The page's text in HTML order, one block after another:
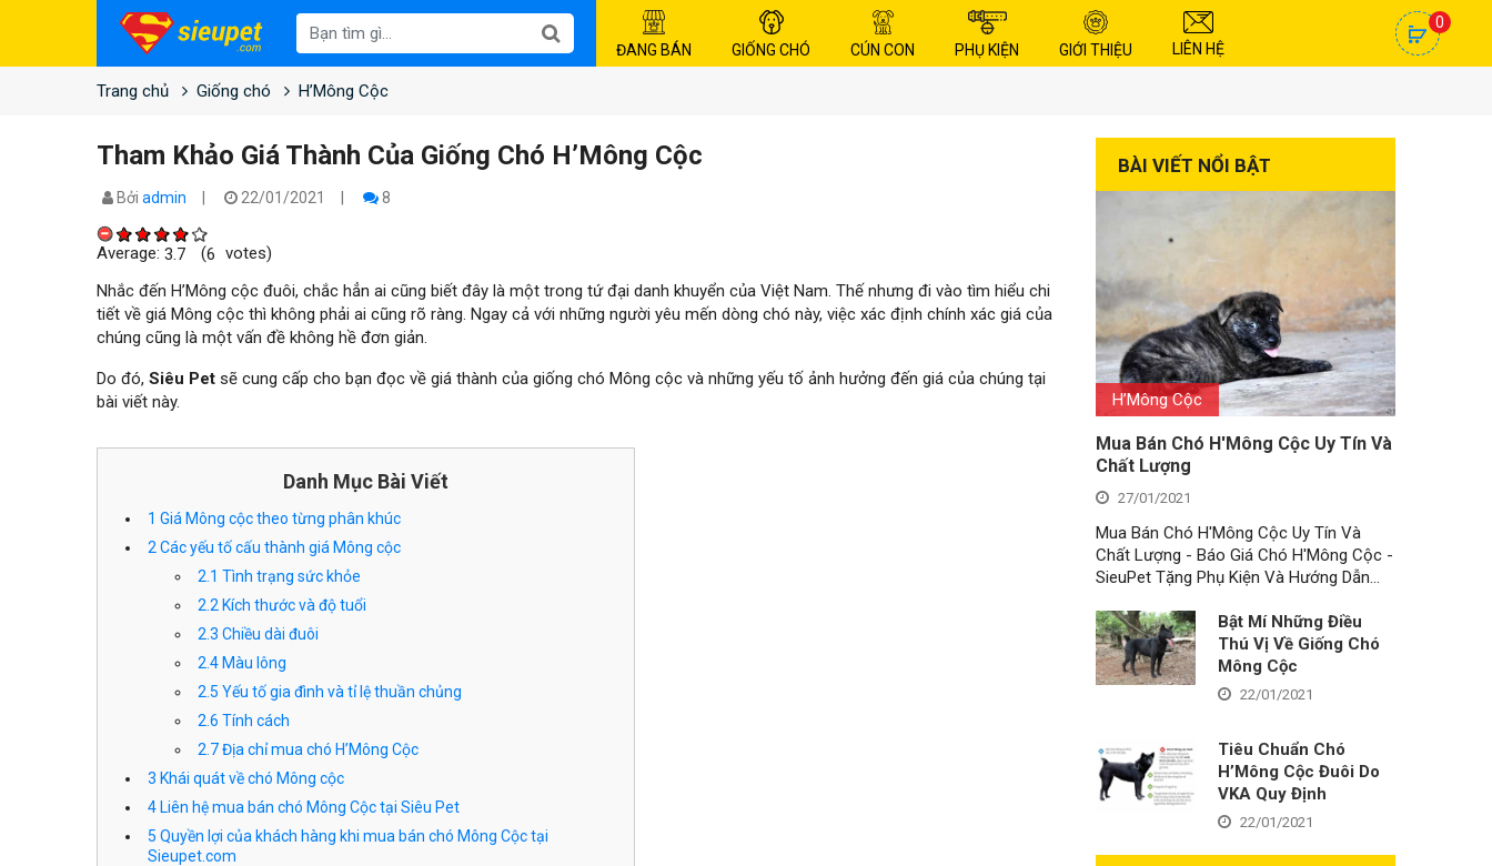
ĐANG BÁN GIỐNG CHÓ CÚN CON PHỤ KIỆN GIỚI THIỆU LIÊN HỆ
0
Trang chủ Giống chó H’Mông Cộc
Tham Khảo Giá Thành Của Giống Chó H’Mông Cộc
Bởi admin 22/01/2021 8
Average: 3.7 (6 votes)
Nhắc đến H’Mông cộc đuôi, chắc hẳn ai cũng biết đây là một trong tứ đại danh khuyển của Việt Nam. Thế nhưng đi vào tìm hiểu chi
tiết về giá Mông cộc thì không phải ai cũng rõ ràng. Ngay cả với những người yêu mến dòng chó này, việc xác định chính xác giá của
chúng cũng là một vấn đề không hề đơn giản.
Do đó, Siêu Pet sẽ cung cấp cho bạn đọc về giá thành của giống chó Mông cộc và những yếu tố ảnh hưởng đến giá của chúng tại
bài viết này.
Danh Mục Bài Viết
1 Giá Mông cộc theo từng phân khúc
2 Các yếu tố cấu thành giá Mông cộc
2.1 Tình trạng sức khỏe
2.2 Kích thước và độ tuổi
2.3 Chiều dài đuôi
2.4 Màu lông
2.5 Yếu tố gia đình và tỉ lệ thuần chủng
2.6 Tính cách
2.7Địa chỉ mua chó H’Mông Cộc
3 Khái quát về chó Mông cộc
4 Liên hệ mua bán chó Mông Cộc tại Siêu Pet
5 Quyền lợi của khách hàng khi mua bán chó Mông Cộc tại
Sieupet.com
BÀI VIẾT NỔI BẬT
H’Mông Cộc
Mua Bán Chó H'Mông Cộc Uy Tín Và
Chất Lượng
27/01/2021
Mua Bán Chó H'Mông Cộc Uy Tín Và
Chất Lượng - Báo Giá Chó H'Mông Cộc -
SieuPet Tặng Phụ Kiện Và Hướng Dẫn…
Bật Mí Những Điều
Thú Vị Về Giống Chó
Mông Cộc
22/01/2021
Tiêu Chuẩn Chó
H’Mông Cộc Đuôi Do
VKA Quy Định
22/01/2021